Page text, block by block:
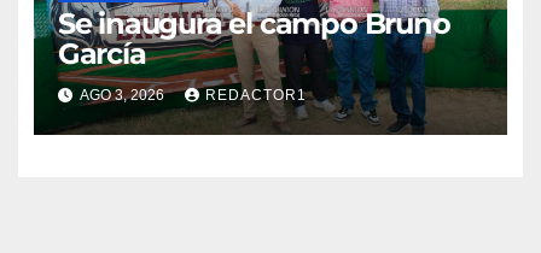
Se inaugura el campo Bruno
García
AGO 3, 2026 REDACTOR1